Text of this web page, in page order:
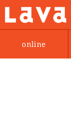
online